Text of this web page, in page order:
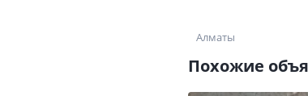
Алматы
Похожие